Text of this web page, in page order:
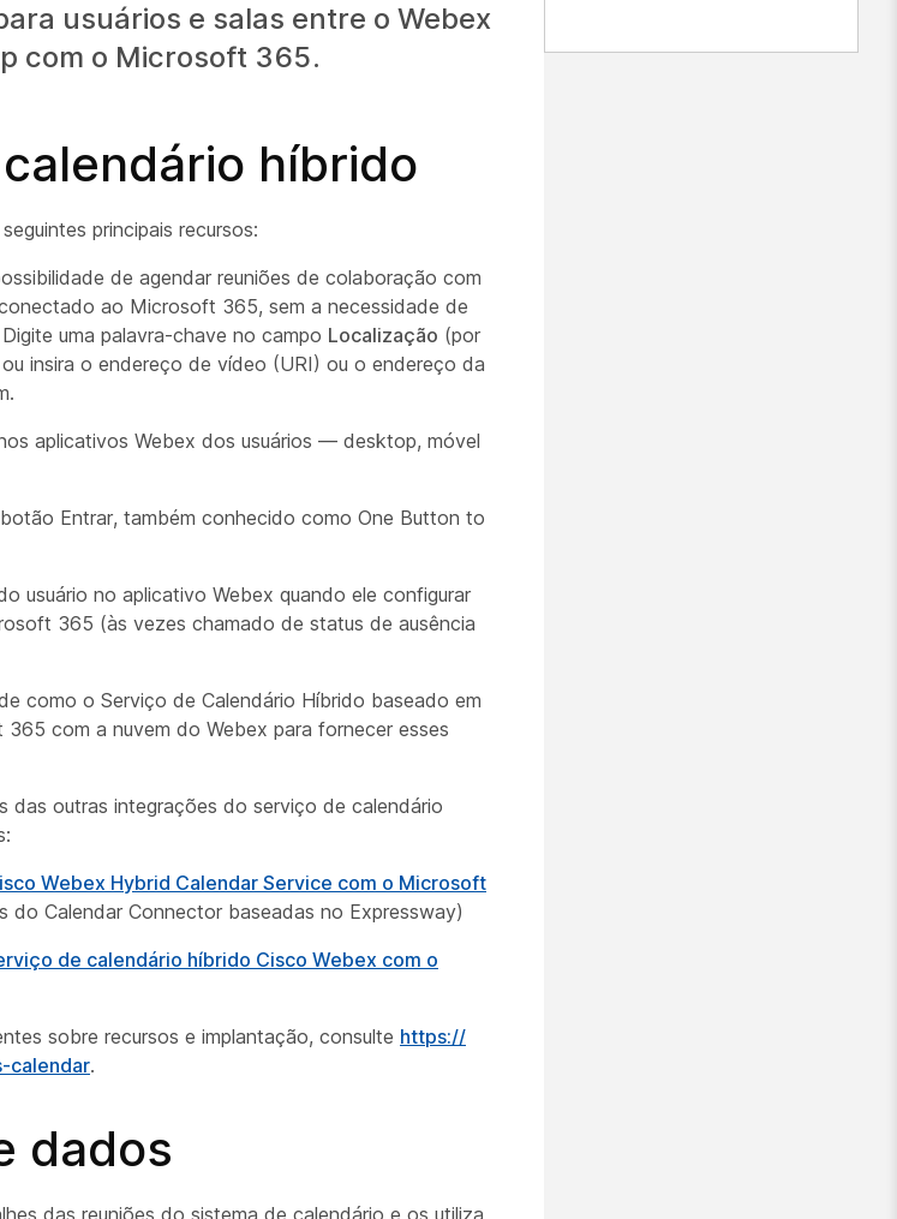
usuários e salas entre o Webex
com o Microsoft 365.
híbrido
principais recursos:
de agendar reuniões de colaboração com
ao Microsoft 365, sem a necessidade de
uma palavra-chave no campo Localização (por
insira o endereço de vídeo (URI) ou o endereço da
aplicativos Webex dos usuários — desktop, móvel
Entrar, também conhecido como One Button to
usuário no aplicativo Webex quando ele configurar
365 (às vezes chamado de status de ausência
como o Serviço de Calendário Híbrido baseado em
com a nuvem do Webex para fornecer esses
das outras integrações do serviço de calendário
Webex Hybrid Calendar Service com o Microsoft
do Calendar Connector baseadas no Expressway)
de calendário híbrido Cisco Webex com o
sobre recursos e implantação, consulte https:/​/​
calendar.
dados
das reuniões do sistema de calendário e os utiliza